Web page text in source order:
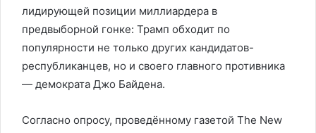
лидирующей позиции миллиардера в
предвыборной гонке: Трамп обходит по
популярности не только других кандидатов-
республиканцев, но и своего главного противника
— демократа Джо Байдена.
Согласно опросу, проведённому газетой The New